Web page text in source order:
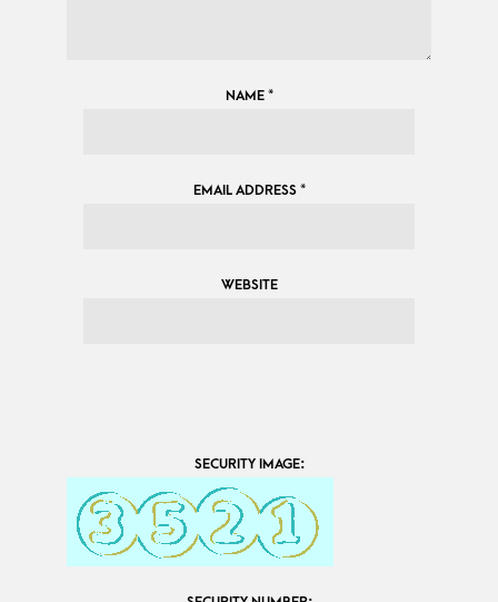
NAME *
EMAIL ADDRESS *
WEBSITE
SECURITY IMAGE: